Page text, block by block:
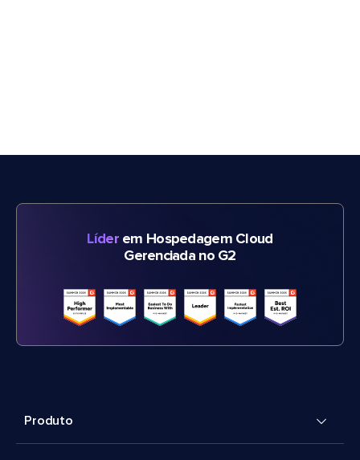
Líderem Hospedagem Cloud
Gerenciada no G2
Produto